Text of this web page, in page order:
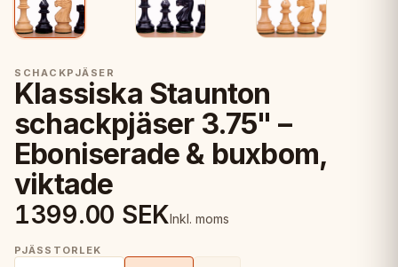
SCHACKPJÄSER
Klassiska Staunton
schackpjäser 3.75" –
Eboniserade & buxbom,
viktade
1399.00 SEKInkl. moms
PJÄSSTORLEK